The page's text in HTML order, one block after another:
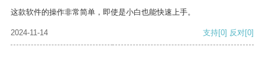
这款软件的操作非常简单，即使是小白也能快速上手。
2024-11-14 支持[0] 反对[0]